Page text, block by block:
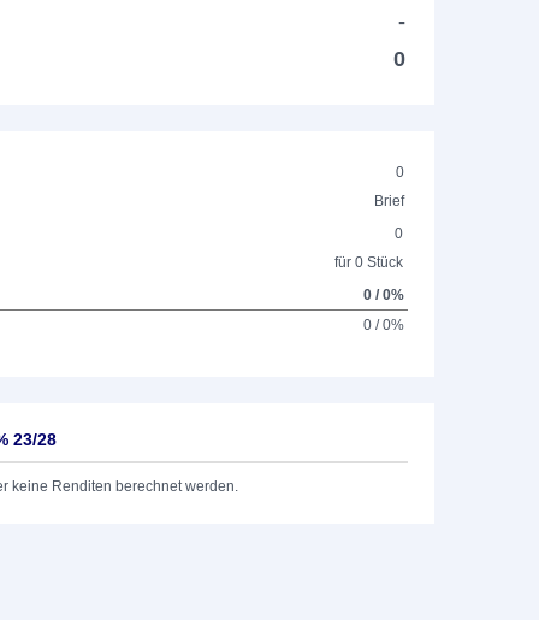
-
0
0
Brief
0
für 0 Stück
0 / 0%
0 / 0%
23/28
keine Renditen berechnet werden.